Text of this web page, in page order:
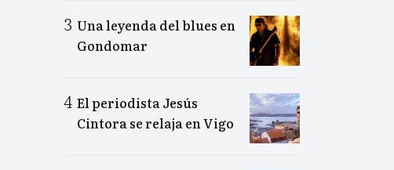
Una leyenda del blues en
Gondomar
El periodista Jesús
Cintora se relaja en Vigo